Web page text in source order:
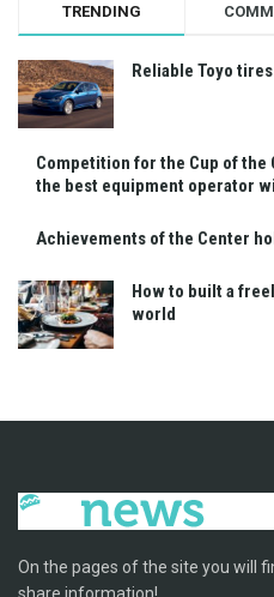
TRENDING
Reliable Toyo tires
Competition for the Cup of
the best equipment operator
Achievements of the Center
How to built a
world
On the pages of the site you will